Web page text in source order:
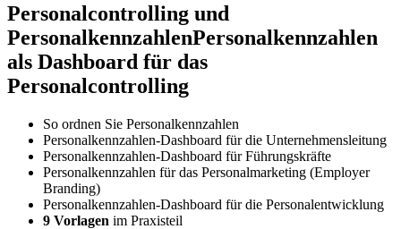
Personalcontrolling und
PersonalkennzahlenPersonalkennzahlen
als Dashboard für das
Personalcontrolling
So ordnen Sie Personalkennzahlen
Personalkennzahlen-Dashboard für die Unternehmensleitung
Personalkennzahlen-Dashboard für Führungskräfte
Personalkennzahlen für das Personalmarketing (Employer
Branding)
Personalkennzahlen-Dashboard für die Personalentwicklung
9 Vorlagen im Praxisteil